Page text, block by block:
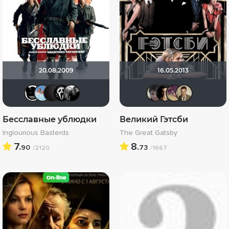
20.08.2009
ТараканищеФокс Малдер
Бесславные ублюдки
Inglourious Basterds
7.90 /2120
16.05.2013
Великий Гэтсби
The Great Gatsby
8.73 /1667